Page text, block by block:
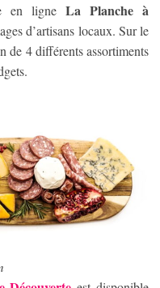
en ligneLa Planche à
d’artisans locaux. Sur le
de 4 différents assortiments